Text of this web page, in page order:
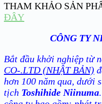
THAM KHẢO SẢN
ĐÂY
CÔNG TY
Bắt đầu khởi nghiệp từ
CO-.LTD (NHẬT BẢN)
hơn 100 năm qua, dưới
tịch Toshihide Niinuma